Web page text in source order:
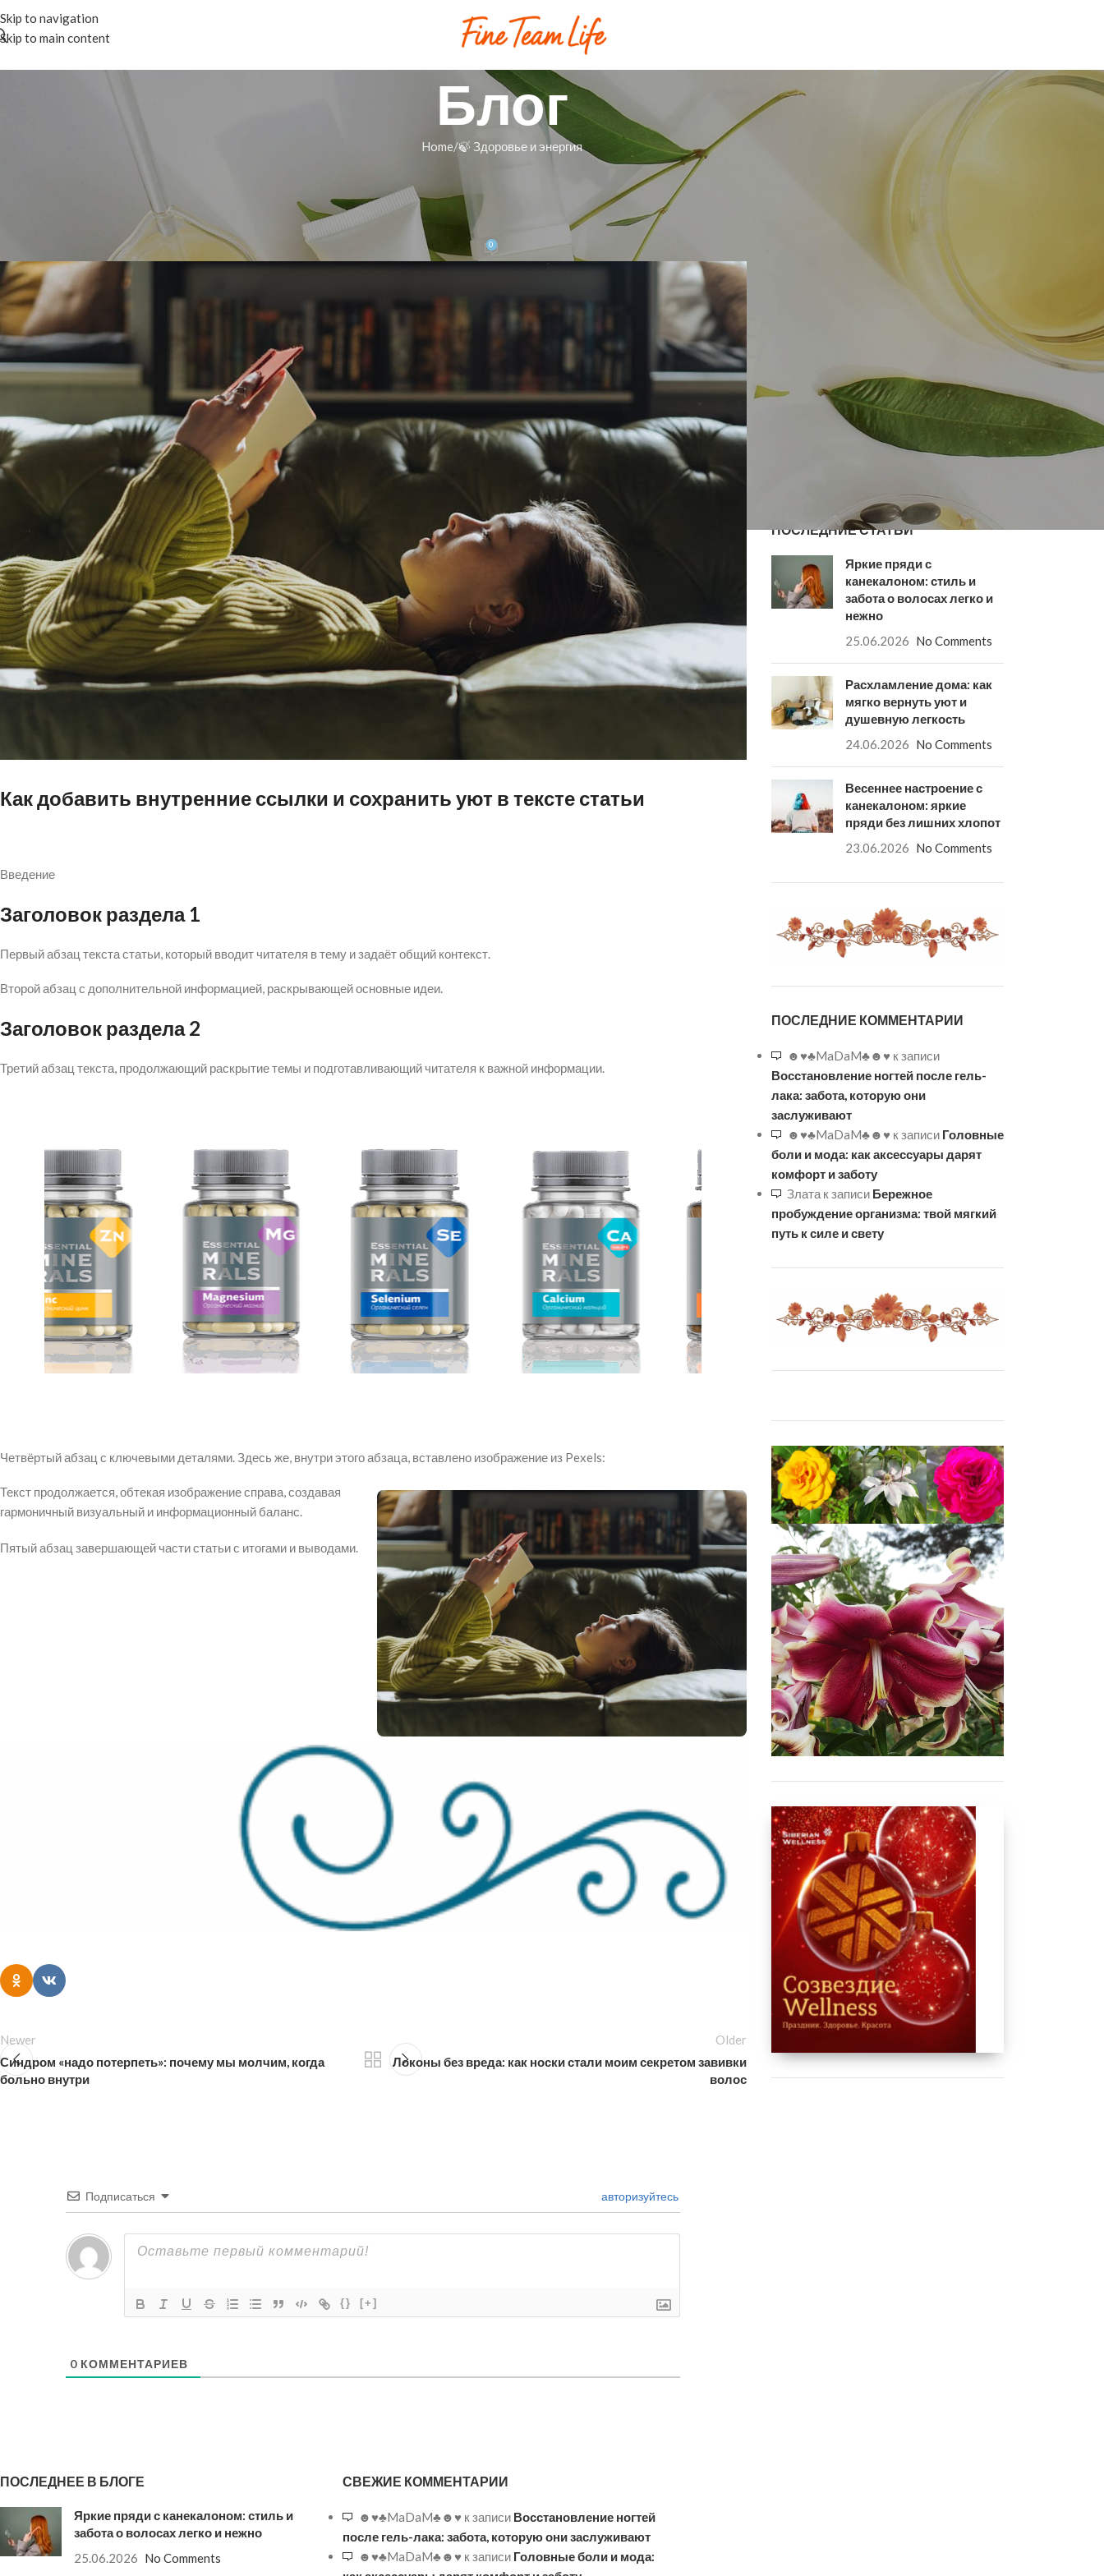
Skip to navigation
Skip to main content
Блог
Home 🍃 Здоровье и энергия
Как добавить внутренние ссылки и сохранить уют в тексте
статьи
Posted by On 29.05.2026 0
Как добавить внутренние ссылки и сохранить уют в тексте статьи
Введение
Заголовок раздела 1
Первый абзац текста статьи, который вводит читателя в тему и задаёт общий контекст.
Второй абзац с дополнительной информацией, раскрывающей основные идеи.
Заголовок раздела 2
Третий абзац текста, продолжающий раскрытие темы и подготавливающий читателя к важной информации.
ым
орган
ическ
им
желез
ом
улуч
шает
кисло
родно
е
насы
щени
е
орган
изма
и
спосо
бству
илакт
ике
анеми
и.
Усиле
нная
форм
ула с
витам
инами
и
расти
тельн
ыми
адапт
Четвёртый абзац с ключевыми деталями. Здесь же, внутри этого абзаца, вставлено изображение из Pexels:
Текст продолжается, обтекая изображение справа, создавая
гармоничный визуальный и информационный баланс.
Пятый абзац завершающей части статьи с итогами и выводами.
Newer
Синдром «надо потерпеть»: почему мы молчим, когда
больно внутри
Older
Локоны без вреда: как носки стали моим секретом завивки
волос
Подписаться авторизуйтесь
{} [+]
0 КОММЕНТАРИЕВ
☕ Ритуалы и вдохновение
🍃 Здоровье и энергия
🍯 Натуральная косметика
👗 Самоощущение и стиль
ПОСЛЕДНИЕ СТАТЬИ
Яркие пряди с
канекалоном: стиль и
забота о волосах легко и
нежно
25.06.2026 No Comments
Расхламление дома: как
мягко вернуть уют и
душевную легкость
24.06.2026 No Comments
Весеннее настроение с
канекалоном: яркие
пряди без лишних хлопот
23.06.2026 No Comments
ПОСЛЕДНИЕ КОММЕНТАРИИ
☻♥♣MaDaM♣☻♥ к записи
Восстановление ногтей после гель-
лака: забота, которую они
заслуживают
☻♥♣MaDaM♣☻♥ к записи Головные
боли и мода: как аксессуары дарят
комфорт и заботу
Златак записи Бережное
пробуждение организма: твой мягкий
путь к силе и свету
ПОСЛЕДНЕЕ В БЛОГЕ
Яркие пряди с канекалоном: стиль и
забота о волосах легко и нежно
25.06.2026 No Comments
СВЕЖИЕ КОММЕНТАРИИ
☻♥♣MaDaM♣☻♥ к записи Восстановление ногтей
после гель-лака: забота, которую они заслуживают
☻♥♣MaDaM♣☻♥ к записи Головные боли и мода: